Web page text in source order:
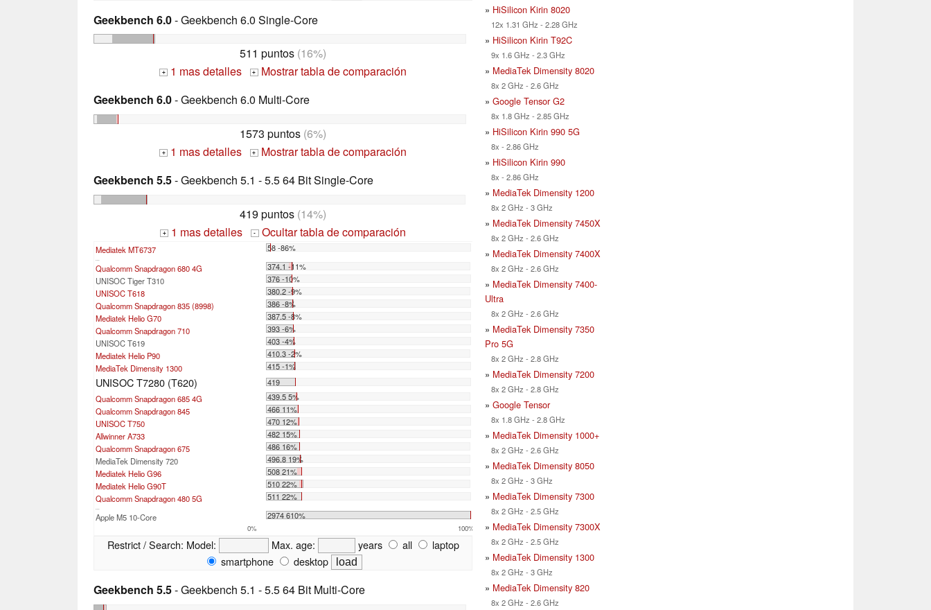
Geekbench 6.0- Geekbench 6.0 Single-Core
511 puntos (16%)
+ 1 mas detalles + Mostrar tabla de comparación
Geekbench 6.0- Geekbench 6.0 Multi-Core
1573 puntos (6%)
+ 1 mas detalles + Mostrar tabla de comparación
Geekbench 5.5- Geekbench 5.1 - 5.5 64 Bit Single-Core
419 puntos (14%)
+ 1 mas detalles - Ocultar tabla de comparación
Mediatek MT6737 58 -86%
...
Qualcomm Snapdragon 680 4G
374.1 -11%
UNISOC Tiger T310
376 -10%
UNISOC T618
380.2 -9%
Qualcomm Snapdragon 835 (8998)
386 -8%
Mediatek Helio G70
387.5 -8%
Qualcomm Snapdragon 710
393 -6%
UNISOC T619
403 -4%
Mediatek Helio P90
410.3 -2%
MediaTek Dimensity 1300
415 -1%
UNISOC T7280 (T620)
419
Qualcomm Snapdragon 685 4G
439.5 5%
Qualcomm Snapdragon 845
466 11%
UNISOC T750
470 12%
Allwinner A733
482 15%
Qualcomm Snapdragon 675
486 16%
MediaTek Dimensity 720
496.8 19%
Mediatek Helio G96
508 21%
Mediatek Helio G90T
510 22%
Qualcomm Snapdragon 480 5G
511 22%
...
Apple M5 10-Core 2974 610%
0% 100%
Restrict / Search: Model: Max. age: years all
laptop
smartphone
desktop
Geekbench 5.5- Geekbench 5.1 - 5.5 64 Bit Multi-Core
» HiSilicon Kirin 8020
12x 1.31 GHz - 2.28 GHz
» HiSilicon Kirin T92C
9x 1.6 GHz - 2.3 GHz
» MediaTek Dimensity 8020
8x 2 GHz - 2.6 GHz
» Google Tensor G2
8x 1.8 GHz - 2.85 GHz
» HiSilicon Kirin 990 5G
8x - 2.86 GHz
» HiSilicon Kirin 990
8x - 2.86 GHz
» MediaTek Dimensity 1200
8x 2 GHz - 3 GHz
» MediaTek Dimensity 7450X
8x 2 GHz - 2.6 GHz
» MediaTek Dimensity 7400X
8x 2 GHz - 2.6 GHz
» MediaTek Dimensity 7400-
Ultra
8x 2 GHz - 2.6 GHz
» MediaTek Dimensity 7350
Pro 5G
8x 2 GHz - 2.8 GHz
» MediaTek Dimensity 7200
8x 2 GHz - 2.8 GHz
» Google Tensor
8x 1.8 GHz - 2.8 GHz
» MediaTek Dimensity 1000+
8x 2 GHz - 2.6 GHz
» MediaTek Dimensity 8050
8x 2 GHz - 3 GHz
» MediaTek Dimensity 7300
8x 2 GHz - 2.5 GHz
» MediaTek Dimensity 7300X
8x 2 GHz - 2.5 GHz
» MediaTek Dimensity 1300
8x 2 GHz - 3 GHz
» MediaTek Dimensity 820
8x 2 GHz - 2.6 GHz